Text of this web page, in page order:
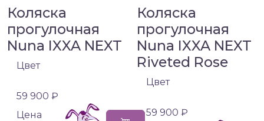
Коляска
прогулочная
Nuna IXXA NEXT
Цвет
59 900 ₽
Цена
Коляска
прогулочная
Nuna IXXA NEXT
Riveted Rose
Цвет
59 900 ₽